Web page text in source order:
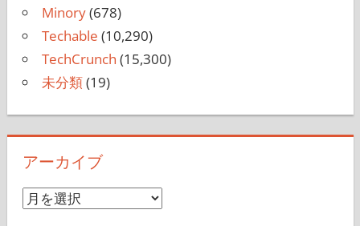
iPhone Mania
Minory(678)
Techable(10,290)
TechCrunch
ア